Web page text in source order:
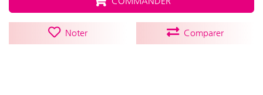
Noter Comparer